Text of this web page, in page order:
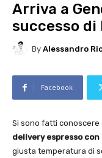
Arriva a
successo di
By Alessandro
Facebook
Si sono fatti conoscere
delivery espresso
giusta temperatura di